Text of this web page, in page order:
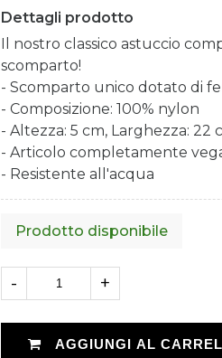
Dettagli prodotto
Il nostro classico astuccio
scomparto!
- Scomparto unico dotato di
- Composizione: 100% nylon
- Altezza: 5 cm, Larghezza: 22
- Articolo completamente
- Resistente all'acqua
Prodotto disponibile
- +
AGGIUNGI AL